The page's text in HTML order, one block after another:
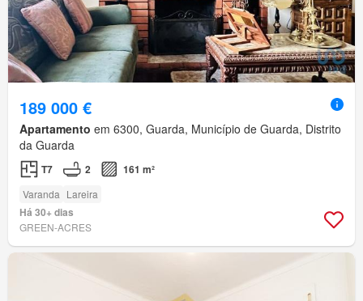
189 000 €
Apartamento em 6300, Guarda, Município de Guarda, Distrito
da Guarda
T7 2 161 m²
Varanda Lareira
Há 30+ dias
GREEN-ACRES